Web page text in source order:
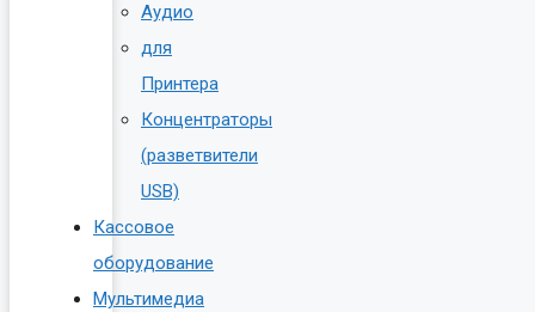
Аудио
для
Принтера
Концентраторы
(разветвители
USB)
Кассовое
оборудование
Мультимедиа